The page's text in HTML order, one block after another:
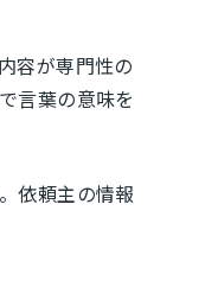
容が専門性の
言葉の意味を
。依頼主の情報